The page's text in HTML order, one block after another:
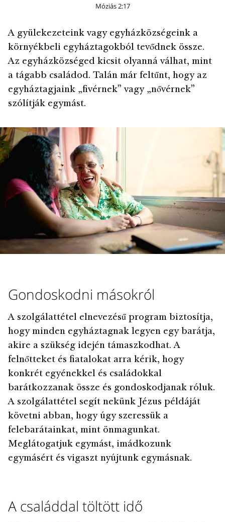
Móziás 2:17
A gyülekezeteink vagy egyházközségeink a
környékbeli egyháztagokból tevődnek össze.
Az egyházközséged kicsit olyanná válhat, mint
a tágabb családod. Talán már feltűnt, hogy az
egyháztagjaink „fivérnek” vagy „nővérnek”
szólítják egymást.
Gondoskodni másokról
A szolgálattétel elnevezésű program biztosítja,
hogy minden egyháztagnak legyen egy barátja,
akire a szükség idején támaszkodhat. A
felnőtteket és fiatalokat arra kérik, hogy
konkrét egyénekkel és családokkal
barátkozzanak össze és gondoskodjanak róluk.
A szolgálattétel segít nekünk Jézus példáját
követni abban, hogy úgy szeressük a
felebarátainkat, mint önmagunkat.
Meglátogatjuk egymást, imádkozunk
egymásért és vigaszt nyújtunk egymásnak.
A családdal töltött idő